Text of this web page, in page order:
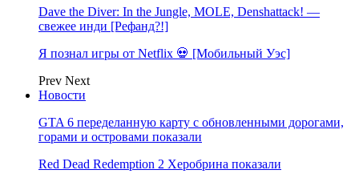
Dave the Diver: In the Jungle, MOLE, Denshattack! —
свежее инди [Рефанд?!]
Я познал игры от Netflix 💀 [Мобильный Уэс]
Prev Next
Новости
GTA 6 переделанную карту с обновленными дорогами,
горами и островами показали
Red Dead Redemption 2 Херобрина показали